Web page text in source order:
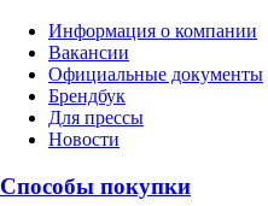
Информация о компании
Вакансии
Официальные документы
Брендбук
Для прессы
Новости
Способы покупки